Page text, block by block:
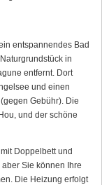
entspannendes Bad
in
entfernt. Dort
und einen
Gebühr). Die
und der schöne
Doppelbett und
Sie können Ihre
Die Heizung erfolgt